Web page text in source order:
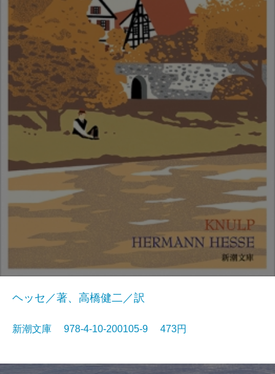
ヘッセ／著、高橋健二／訳
新潮文庫 978-4-10-200105-9 473円